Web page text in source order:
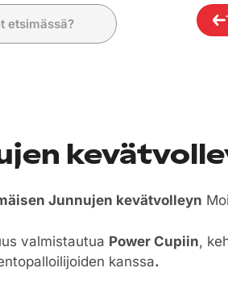
Junnujen kevätvolleyn
valmistautua Power Cupiin,
kanssa.